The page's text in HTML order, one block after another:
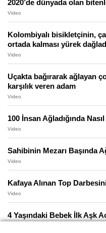
2020’de dünyada olan
Video
Kolombiyalı bisikletçinin,
ortada kalması yürek
Video
Uçakta bağırarak ağlayan
karşılık veren adam
Video
100 İnsan Ağladığında
Video
Sahibinin Mezarı Başında
Video
Kafaya Alınan Top
Video
4 Yaşındaki Bebek İlk Aşk